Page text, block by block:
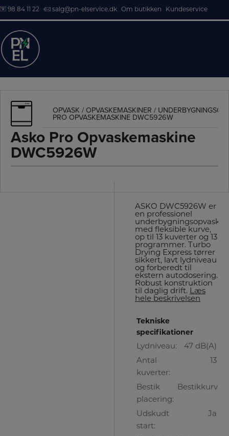
Hop
til
98 84 11 22 salg@pn-elservice.dk Om butikken Kundeservice
OPVASK / OPVASKEMASKINER /
PRO OPVASKEMASKINE DWC5926W
Asko Pro Opvaskemaskine
DWC5926W
ASKO DWC5926W er
en professionel
med fleksible kurve,
op til 13 kuverter og 13
programmer. Turbo
Drying Express tørrer
sikkert, lavt lydniveau
og forberedt til
ekstern autodosering.
Robust konstruktion
til daglig drift. Læs
hele beskrivelsen
Tekniske
specifikationer
Lydniveau:
47 dB(A)
Antal
kuverter:
13
Bestik
placering:
Bestikkurv
Udskudt
start:
Ja